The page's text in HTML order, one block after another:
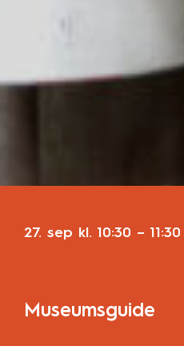
27. sep kl. 10:30 – 11:30
Museumsguide